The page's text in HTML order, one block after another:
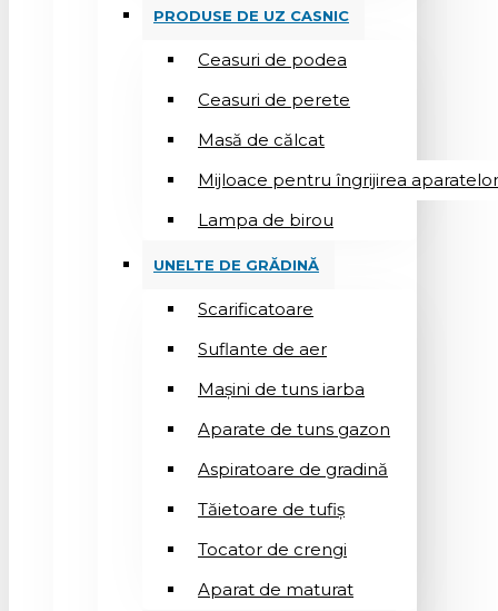
PRODUSE DE UZ CASNIC
Ceasuri de podea
Ceasuri de perete
Masă de călcat
Mijloace pentru îngrijirea
Lampa de birou
UNELTE DE GRĂDINĂ
Scarificatoare
Suflantе de aer
Mașini de tuns iarba
Aparate de tuns gazon
Aspiratoare de gradină
Tăietoare de tufiș
Tocator de crengi
Aparat de maturat